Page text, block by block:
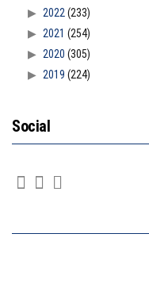
2022 (233)
2021 (254)
2020 (305)
2019 (224)
Social